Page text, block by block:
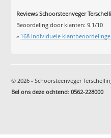
Reviews Schoorsteenveger
Beoordeling door klanten:9.1/10
» 168 individuele
© 2026 - Schoorsteenveger
Bel ons deze ochtend:0562-228000